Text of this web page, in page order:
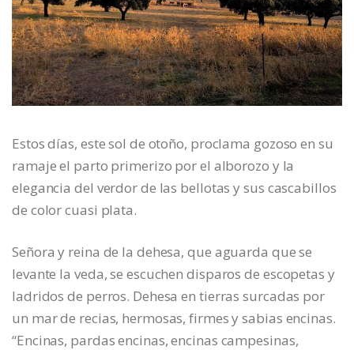
Estos días, este sol de otoño, proclama gozoso en su
ramaje el parto primerizo por el alborozo y la
elegancia del verdor de las bellotas y sus cascabillos
de color cuasi plata.
Señora y reina de la dehesa, que aguarda que se
levante la veda, se escuchen disparos de escopetas y
ladridos de perros. Dehesa en tierras surcadas por
un mar de recias, hermosas, firmes y sabias encinas.
“Encinas, pardas encinas, encinas campesinas,